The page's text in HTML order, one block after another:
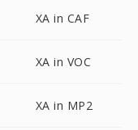
XA in CAF
XA in VOC
XA in MP2